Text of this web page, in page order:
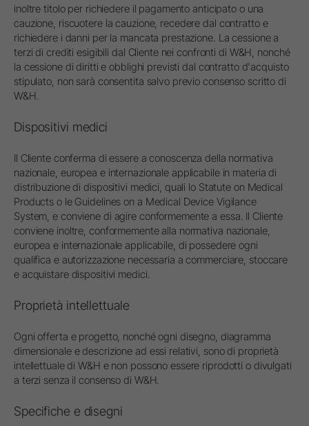
inoltre titolo per richiedere il pagamento anticipato o una
cauzione, riscuotere la cauzione, recedere dal contratto e
richiedere i danni per la mancata prestazione. La cessione a
terzi di crediti esigibili dal Cliente nei confronti di W&H, nonché
la cessione di diritti e obblighi previsti dal contratto d'acquisto
stipulato, non sarà consentita salvo previo consenso scritto di
W&H.
Dispositivi medici
Il Cliente conferma di essere a conoscenza della normativa
nazionale, europea e internazionale applicabile in materia di
distribuzione di dispositivi medici, quali lo Statute on Medical
Products o le Guidelines on a Medical Device Vigilance
System, e conviene di agire conformemente a essa. Il Cliente
conviene inoltre, conformemente alla normativa nazionale,
europea e internazionale applicabile, di possedere ogni
qualifica e autorizzazione necessaria a commerciare, stoccare
e acquistare dispositivi medici.
Proprietà intellettuale
Ogni offerta e progetto, nonché ogni disegno, diagramma
dimensionale e descrizione ad essi relativi, sono di proprietà
intellettuale di W&H e non possono essere riprodotti o divulgati
a terzi senza il consenso di W&H.
Specifiche e disegni